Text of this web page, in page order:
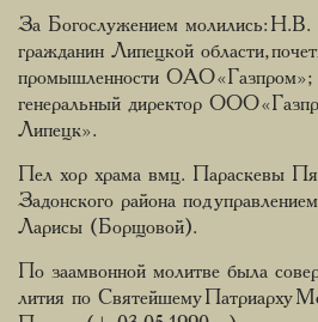
За Богослужением молились: Н.В.
гражданин Липецкой области,
промышленности ОАО «Газпром»;
генеральный директор ООО
Липецк».
Пел хор храма вмц. Параскевы
Задонского района под
Ларисы (Борщовой).
По заамвонной молитве была
лития по Святейшему Патриарху